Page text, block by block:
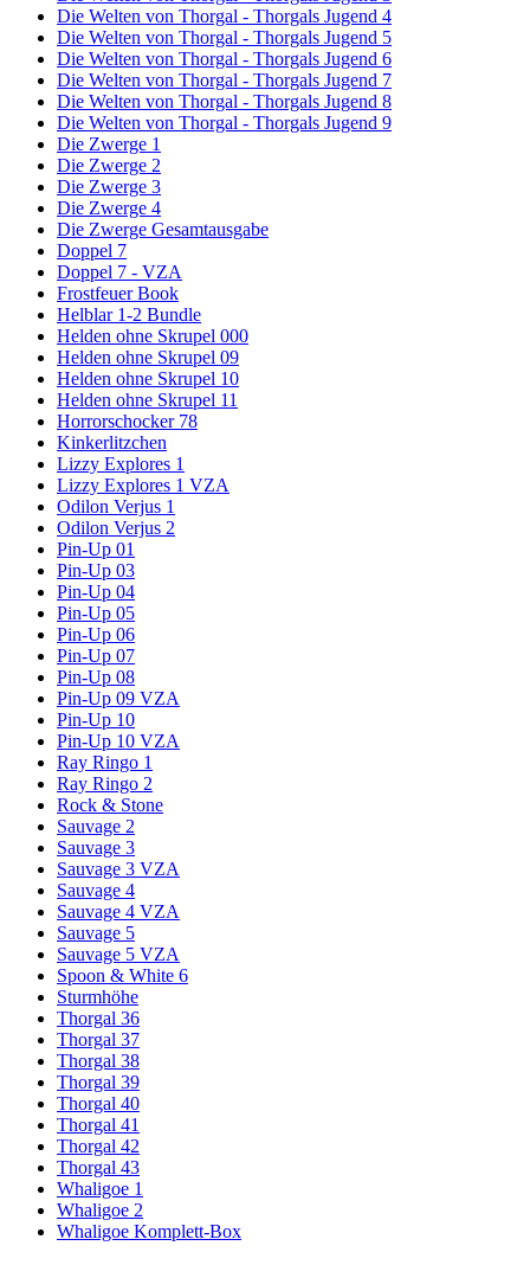
Die Welten von Thorgal - Thorgals Jugend 4
Die Welten von Thorgal - Thorgals Jugend 5
Die Welten von Thorgal - Thorgals Jugend 6
Die Welten von Thorgal - Thorgals Jugend 7
Die Welten von Thorgal - Thorgals Jugend 8
Die Welten von Thorgal - Thorgals Jugend 9
Die Zwerge 1
Die Zwerge 2
Die Zwerge 3
Die Zwerge 4
Die Zwerge Gesamtausgabe
Doppel 7
Doppel 7 - VZA
Frostfeuer Book
Helblar 1-2 Bundle
Helden ohne Skrupel 000
Helden ohne Skrupel 09
Helden ohne Skrupel 10
Helden ohne Skrupel 11
Horrorschocker 78
Kinkerlitzchen
Lizzy Explores 1
Lizzy Explores 1 VZA
Odilon Verjus 1
Odilon Verjus 2
Pin-Up 01
Pin-Up 03
Pin-Up 04
Pin-Up 05
Pin-Up 06
Pin-Up 07
Pin-Up 08
Pin-Up 09 VZA
Pin-Up 10
Pin-Up 10 VZA
Ray Ringo 1
Ray Ringo 2
Rock & Stone
Sauvage 2
Sauvage 3
Sauvage 3 VZA
Sauvage 4
Sauvage 4 VZA
Sauvage 5
Sauvage 5 VZA
Spoon & White 6
Sturmhöhe
Thorgal 36
Thorgal 37
Thorgal 38
Thorgal 39
Thorgal 40
Thorgal 41
Thorgal 42
Thorgal 43
Whaligoe 1
Whaligoe 2
Whaligoe Komplett-Box